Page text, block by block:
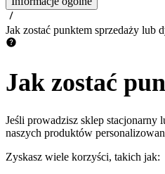
Jak zostać punktem sprzedaży lub
Jak zostać
Jeśli prowadzisz sklep stacjonarny
naszych produktów
Zyskasz wiele korzyści, takich jak: